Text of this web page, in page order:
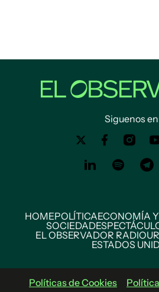
Siguenos
HOMEPOLÍTICAECONOMÍA
SOCIEDAD
EL OBSERVADOR RADIO
ESTADOS
Políticas de Cookies